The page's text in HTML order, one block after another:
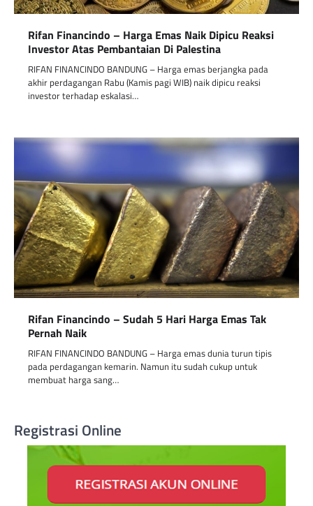
Rifan Financindo – Harga Emas Naik Dipicu Reaksi
Investor Atas Pembantaian Di Palestina
RIFAN FINANCINDO BANDUNG – Harga emas berjangka pada
akhir perdagangan Rabu (Kamis pagi WIB) naik dipicu reaksi
investor terhadap eskalasi…
Rifan Financindo – Sudah 5 Hari Harga Emas Tak
Pernah Naik
RIFAN FINANCINDO BANDUNG – Harga emas dunia turun tipis
pada perdagangan kemarin. Namun itu sudah cukup untuk
membuat harga sang…
Registrasi Online